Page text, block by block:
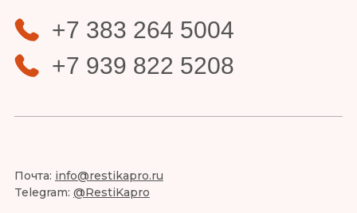
+7 383 264 5004
+7 939 822 5208
Почта: info@restikapro.ru
Telegram: @RestiKapro